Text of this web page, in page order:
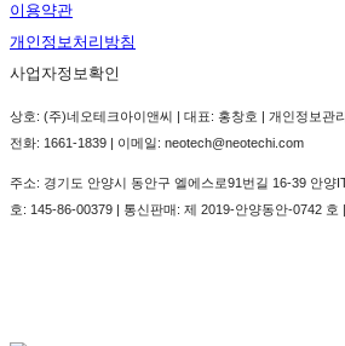
이용약관
개인정보처리방침
사업자정보확인
상호: (주)네오테크아이앤씨 | 대표: 홍창호 | 개인정보관
전화: 1661-1839 | 이메일: neotech@neotechi.com
주소: 경기도 안양시 동안구 엘에스로91번길 16-39 안양
호: 145-86-00379 | 통신판매: 제 2019-안양동안-0742 호